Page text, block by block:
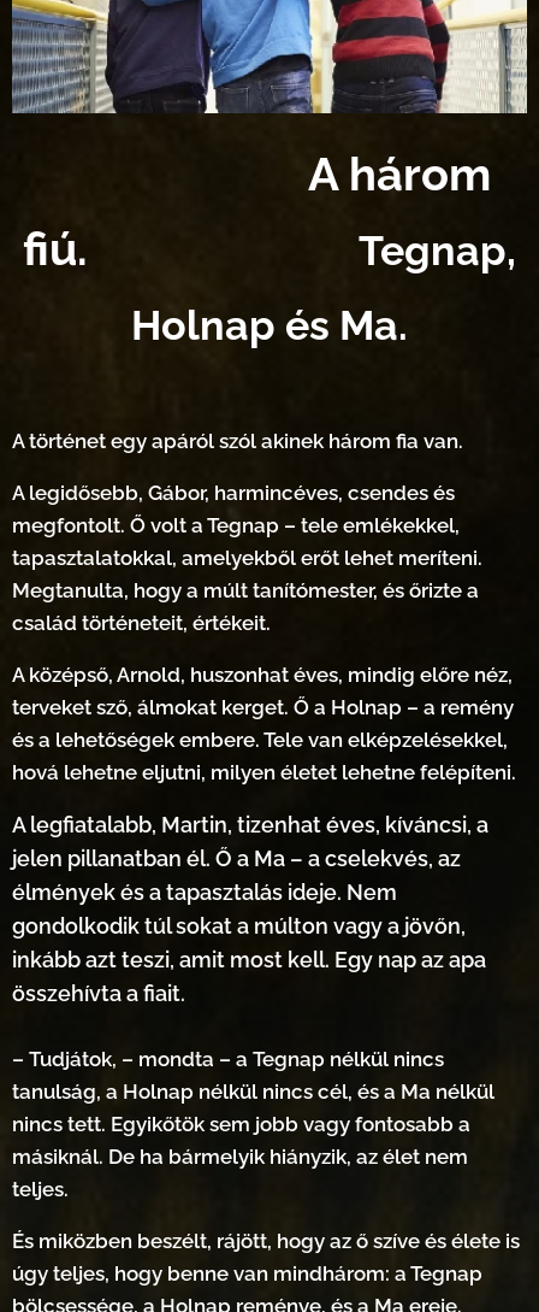
A három
fiú. Tegnap,
Holnap és Ma.
A történet egy apáról szól akinek három fia van.
A legidősebb, Gábor, harmincéves, csendes és
megfontolt. Ő volt a Tegnap – tele emlékekkel,
tapasztalatokkal, amelyekből erőt lehet meríteni.
Megtanulta, hogy a múlt tanítómester, és őrizte a
család történeteit, értékeit.
A középső, Arnold, huszonhat éves, mindig előre néz,
terveket sző, álmokat kerget. Ő a Holnap – a remény
és a lehetőségek embere. Tele van elképzelésekkel,
hová lehetne eljutni, milyen életet lehetne felépíteni.
A legfiatalabb, Martin, tizenhat éves, kíváncsi, a
jelen pillanatban él. Ő a Ma – a cselekvés, az
élmények és a tapasztalás ideje. Nem
gondolkodik túl sokat a múlton vagy a jövőn,
inkább azt teszi, amit most kell. Egy nap az apa
összehívta a fiait.
– Tudjátok, – mondta – a Tegnap nélkül nincs
tanulság, a Holnap nélkül nincs cél, és a Ma nélkül
nincs tett. Egyikőtök sem jobb vagy fontosabb a
másiknál. De ha bármelyik hiányzik, az élet nem
teljes.
És miközben beszélt, rájött, hogy az ő szíve és élete is
úgy teljes, hogy benne van mindhárom: a Tegnap
bölcsessége, a Holnap reménye, és a Ma ereje.